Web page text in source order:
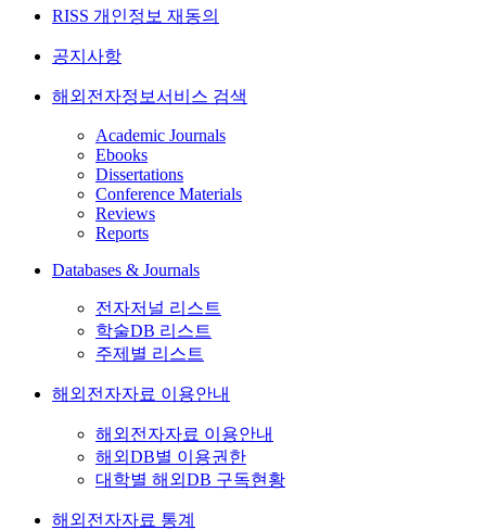
RISS 개인정보 재동의
공지사항
해외전자정보서비스 검색
Academic Journals
Ebooks
Dissertations
Conference Materials
Reviews
Reports
Databases & Journals
전자저널 리스트
학술DB 리스트
주제별 리스트
해외전자자료 이용안내
해외전자자료 이용안내
해외DB별 이용권한
대학별 해외DB 구독현황
해외전자자료 통계